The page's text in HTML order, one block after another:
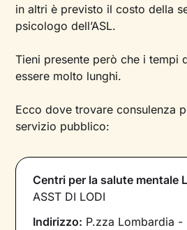
in altri è previsto il costo della
psicologo dell’ASL.
Tieni presente però che i tempi
essere molto lunghi.
Ecco dove trovare consulenza
servizio pubblico:
Centri per la salute mentale
ASST DI LODI
Indirizzo: P.zza Lombardia -